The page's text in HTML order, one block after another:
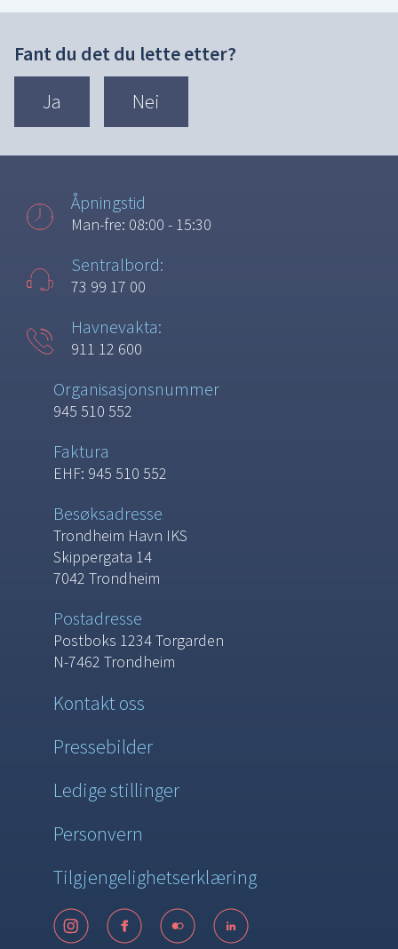
Fant du det du lette etter?
Ja
Nei
Åpningstid
Man-fre: 08:00 - 15:30
Sentralbord:
73 99 17 00
Havnevakta:
911 12 600
Organisasjonsnummer
945 510 552
Faktura
EHF: 945 510 552
Besøksadresse
Trondheim Havn IKS
Skippergata 14
7042 Trondheim
Postadresse
Postboks 1234 Torgarden
N-7462 Trondheim
Kontakt oss
Pressebilder
Ledige stillinger
Personvern
Tilgjengelighetserklæring